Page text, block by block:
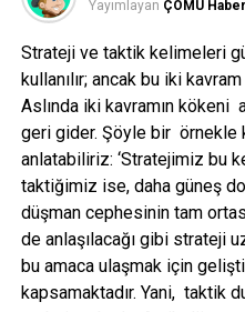
Yayımlayan ÇOMÜ Haber
Strateji ve taktik kelimeleri
kullanılır; ancak bu iki
Aslında iki kavramın kökeni
geri gider. Şöyle bir örnekle
anlatabiliriz: ‘Stratejimiz bu
taktiğimiz ise, daha güneş
düşman cephesinin tam
de anlaşılacağı gibi strateji
bu amaca ulaşmak için
kapsamaktadır. Yani, taktik